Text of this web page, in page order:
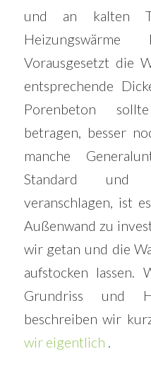
und an kalten
Vorausgesetzt die
entsprechende
Porenbeton
betragen, besser
manche
Standard und
veranschlagen, ist
Außenwand zu
wir getan und die
aufstocken lassen.
Grundriss und
beschreiben wir
wir eigentlich .